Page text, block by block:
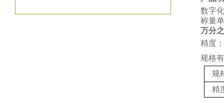
数字
称量
万分
精度
规格
规
精